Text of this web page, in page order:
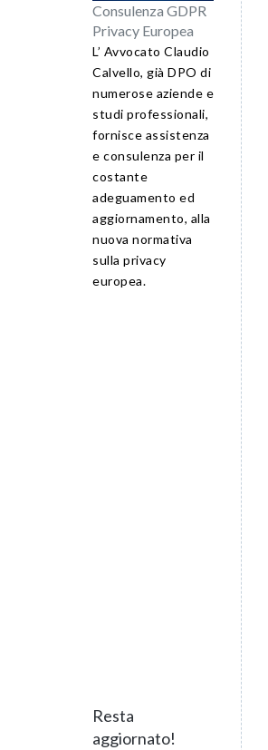
Consulenza GDPR
Privacy Europea
L’ Avvocato Claudio
Calvello, già DPO di
numerose aziende e
studi professionali,
fornisce assistenza
e consulenza per il
costante
adeguamento ed
aggiornamento, alla
nuova normativa
sulla privacy
europea.
Resta
aggiornato!